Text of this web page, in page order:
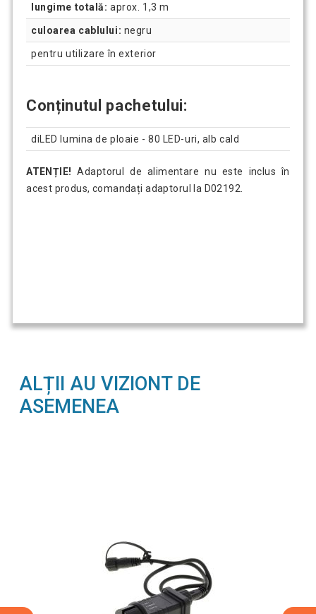
lungime totală: aprox. 1,3 m
culoarea cablului: negru
pentru utilizare în exterior
Conținutul pachetului:
diLED lumina de ploaie - 80 LED-uri, alb cald
ATENȚIE! Adaptorul de alimentare nu este inclus în
acest produs, comandați adaptorul la D02192.
ALȚII AU VIZIONT DE
ASEMENEA